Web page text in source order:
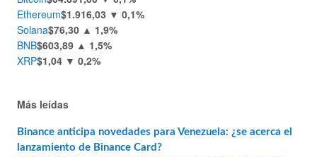
Ethereum$1.916,03 ▼ 0,1%
Solana$76,30 ▲ 1,9%
BNB$603,89 ▲ 1,5%
XRP$1,04 ▼ 0,2%
Más leídas
Binance anticipa novedades para Venezuela: ¿se acerca el
lanzamiento de Binance Card?